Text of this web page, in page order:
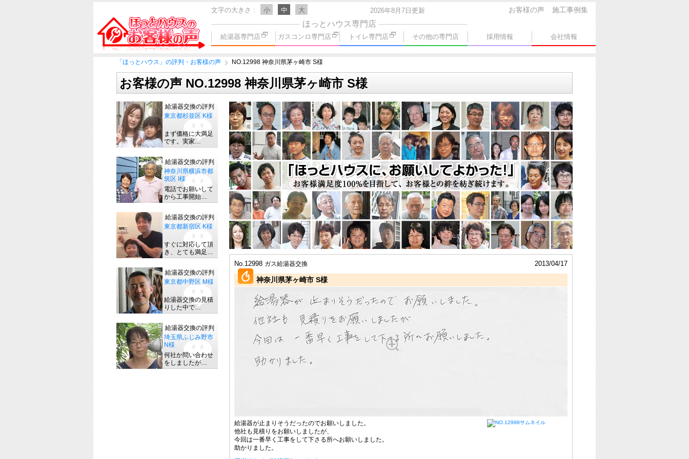
文字の大きさ 小 中 大 2026年8月7日更新 施工事例集
お客様の声
ほっとハウス専門店
給湯器専門店 ガスコンロ専門店 トイレ専門店 その他の専門店 採用情報 会社情報
「ほっとハウス」の評判・お客様の声 NO.12998 神奈川県茅ヶ崎市 S様
お客様の声 NO.12998 神奈川県茅ヶ崎市 S様
2013/04/17
No.12998 ガス給湯器交換
神奈川県茅ヶ崎市 S様
給湯器が止まりそうだったのでお願いしました。
他社も見積りをお願いしましたが、
今回は一番早く工事をして下さる所へお願いしました。
助かりました。
給湯器交換の評判
東京都杉並区 K様
まず価格に大満足
です。実家…
給湯器交換の評判
神奈川県横浜市都
筑区 I様
電話でお願いして
から工事開始…
給湯器交換の評判
東京都新宿区 K様
すぐに対応して頂
き、とても満足…
給湯器交換の評判
東京都中野区 M様
給湯器交換の見積
りした中で…
給湯器交換の評判
埼玉県ふじみ野市
N様
何社か問い合わせ
をしましたが…